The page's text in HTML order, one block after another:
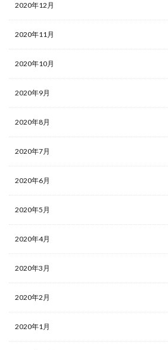
2020年12月
2020年11月
2020年10月
2020年9月
2020年8月
2020年7月
2020年6月
2020年5月
2020年4月
2020年3月
2020年2月
2020年1月